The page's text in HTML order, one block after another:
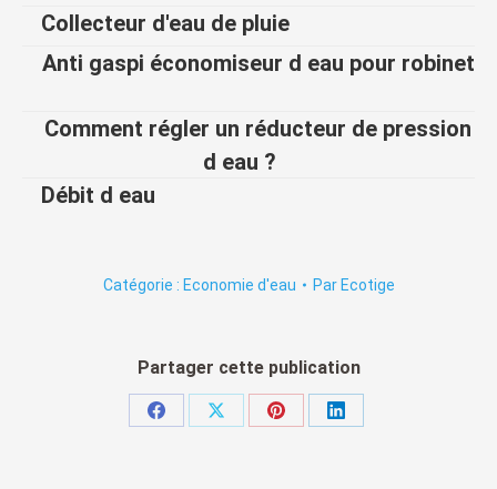
Collecteur d'eau de pluie
Anti gaspi économiseur d eau pour robinet
Comment régler un réducteur de pression
d eau ?
Débit d eau
Catégorie : Economie d'eau Par Ecotige
Partager cette publication
PartagerPartagerPartagerPartager